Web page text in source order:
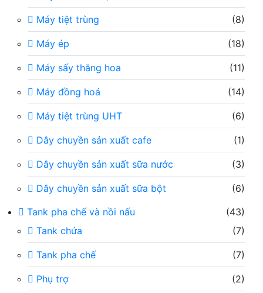
Máy tiệt trùng (8)
Máy ép (18)
Máy sấy thăng hoa (11)
Máy đồng hoá (14)
Máy tiệt trùng UHT (6)
Dây chuyền sản xuất cafe (1)
Dây chuyền sản xuất sữa nước (3)
Dây chuyền sản xuất sữa bột
(6)
Tank pha chế và nồi nấu
(43)
Tank chứa
(7)
Tank pha chế (7)
Phụ trợ (2)